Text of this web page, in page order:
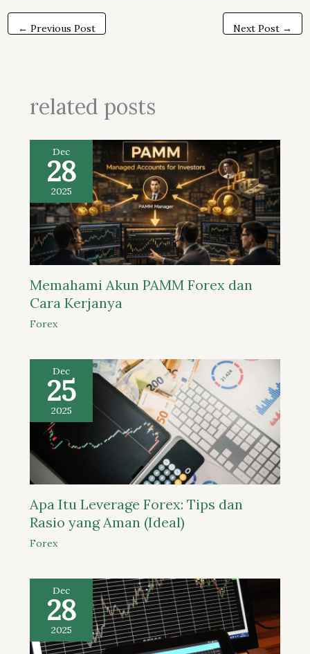
← Previous Post Next Post →
related posts
Dec
28
2025
Memahami Akun PAMM Forex dan
Cara Kerjanya
Forex
Dec
25
2025
Apa Itu Leverage Forex: Tips dan
Rasio yang Aman (Ideal)
Forex
Dec
28
2025